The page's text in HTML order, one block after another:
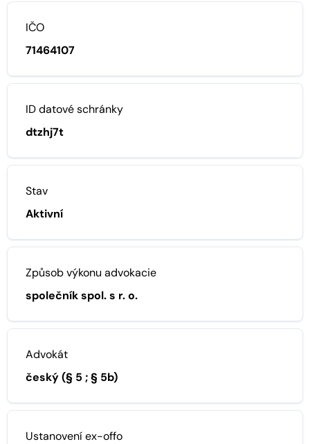
IČO
71464107
ID datové schránky
dtzhj7t
Stav
Aktivní
Způsob výkonu advokacie
společník spol. s r. o.
Advokát
český (§ 5 ; § 5b)
Ustanovení ex-offo